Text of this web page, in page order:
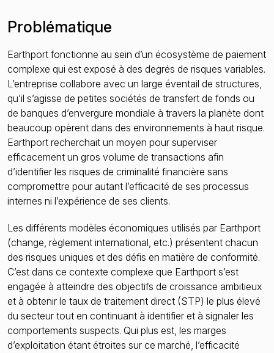
Le nouveau cadre de la LCB-FT de l’UE
Problématique
Earthport fonctionne au sein d’un écosystème de paiement
complexe qui est exposé à des degrés de risques variables.
L’entreprise collabore avec un large éventail de structures,
qu’il s’agisse de petites sociétés de transfert de fonds ou
de banques d’envergure mondiale à travers la planète dont
beaucoup opèrent dans des environnements à haut risque.
Earthport recherchait un moyen pour superviser
efficacement un gros volume de transactions afin
d’identifier les risques de criminalité financière sans
compromettre pour autant l’efficacité de ses processus
internes ni l’expérience de ses clients.
Les différents modèles économiques utilisés par Earthport
(change, règlement international, etc.) présentent chacun
des risques uniques et des défis en matière de conformité.
C’est dans ce contexte complexe que Earthport s’est
engagée à atteindre des objectifs de croissance ambitieux
et à obtenir le taux de traitement direct (STP) le plus élevé
du secteur tout en continuant à identifier et à signaler les
comportements suspects. Qui plus est, les marges
d’exploitation étant étroites sur ce marché, l’efficacité